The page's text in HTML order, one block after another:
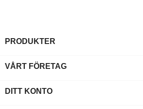
PRODUKTER
VÅRT FÖRETAG
DITT KONTO